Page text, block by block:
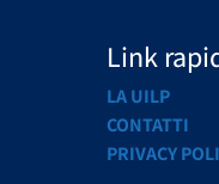
Link
LA UILP
CONTATTI
PRIVACY